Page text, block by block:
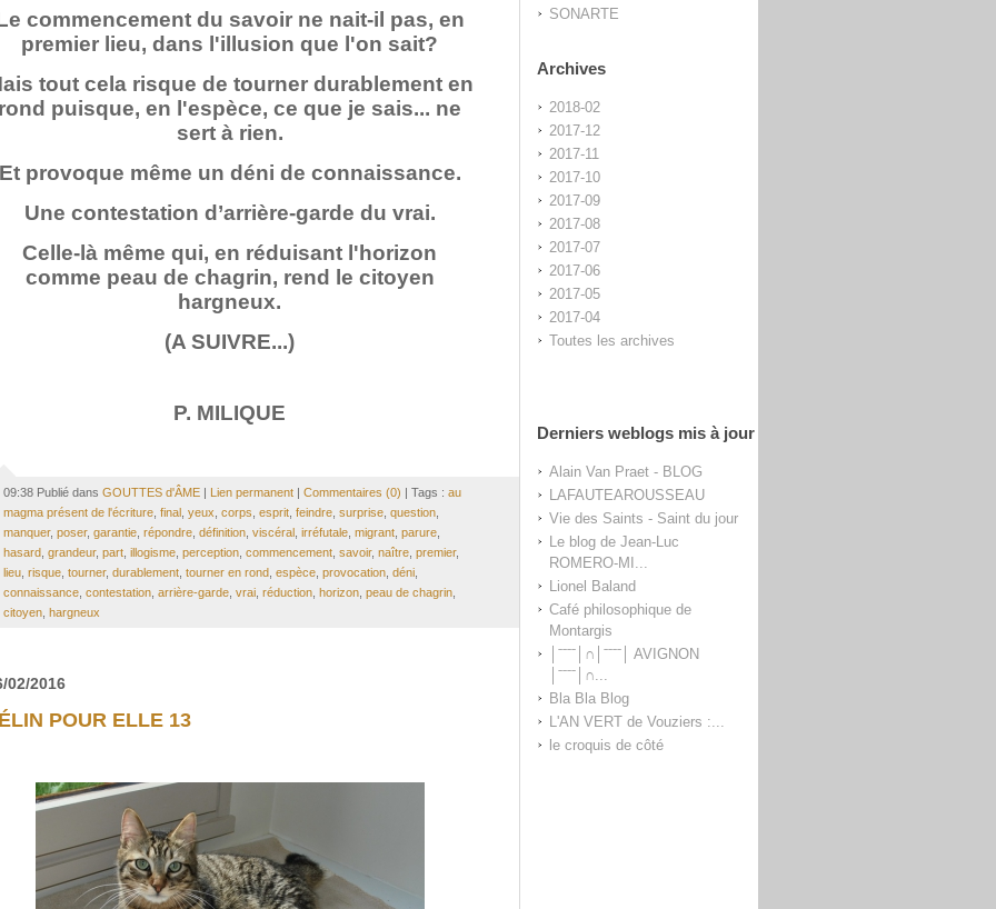
SONARTE
Archives
2018-02
2017-12
2017-11
2017-10
2017-09
2017-08
2017-07
2017-06
2017-05
2017-04
Toutes les archives
Derniers weblogs mis à jour
Alain Van Praet - BLOG
LAFAUTEAROUSSEAU
Vie des Saints - Saint du jour
Le blog de Jean-Luc
ROMERO-MI...
Lionel Baland
Café philosophique de
Montargis
│ˉˉˉˉ│∩│ˉˉˉˉ│ AVIGNON
│ˉˉˉˉ│∩...
Bla Bla Blog
L'AN VERT de Vouziers :...
le croquis de côté
commencement du savoir ne nait-il pas, en
premier lieu, dans l'illusion que l'on sait?
tout cela risque de tourner durablement en
puisque, en l'espèce, ce que je sais... ne
sert à rien.
provoque même un déni de connaissance.
Une contestation d’arrière-garde du vrai.
Celle-là même qui, en réduisant l'horizon
comme peau de chagrin, rend le citoyen
hargneux.
(A SUIVRE...)
P. MILIQUE
09:38 Publié dans GOUTTES d'ÂME| Lien permanent| Commentaires (0) | Tags : au
magma présent de l'écriture, final, yeux corps esprit, feindre, surprise, question,
manquer, poser, garantie, répondre, définition, viscéral, irréfutale, migrant, parure,
hasard, grandeur, part, illogisme, perception, commencement, savoir, naître, premier,
lieu, risque, tourner, durablement, tourner en rond, espèce, provocation, déni,
connaissance, contestation, arrière-garde, vrai, réduction, horizon, peau de chagrin,
citoyen, hargneux
02/2016
POUR ELLE 13